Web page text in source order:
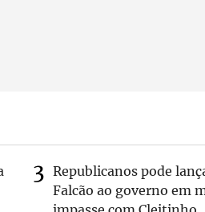
Republicanos pode
Falcão ao governo em